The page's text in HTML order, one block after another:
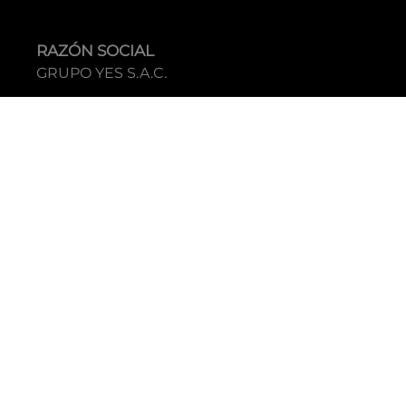
RAZÓN SOCIAL
GRUPO YES S.A.C.